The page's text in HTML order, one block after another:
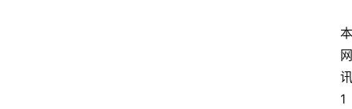
本
网
1